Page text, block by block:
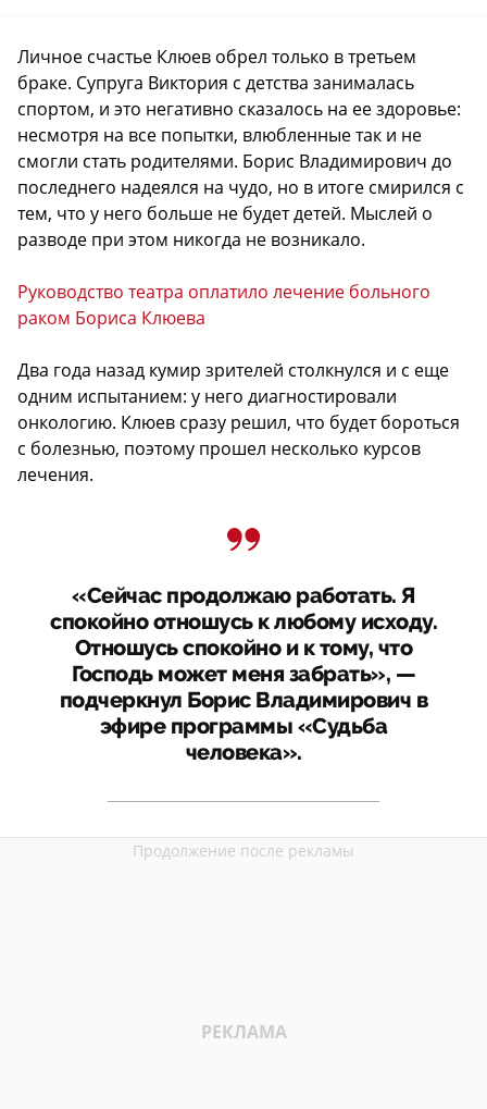
Личное счастье Клюев обрел только в третьем
браке. Супруга Виктория с детства занималась
спортом, и это негативно сказалось на ее здоровье:
несмотря на все попытки, влюбленные так и не
смогли стать родителями. Борис Владимирович до
последнего надеялся на чудо, но в итоге смирился с
тем, что у него больше не будет детей. Мыслей о
разводе при этом никогда не возникало.
Руководство театра оплатило лечение больного
раком Бориса Клюева
Два года назад кумир зрителей столкнулся и с еще
одним испытанием: у него диагностировали
онкологию. Клюев сразу решил, что будет бороться
с болезнью, поэтому прошел несколько курсов
лечения.
«Сейчас продолжаю работать. Я
спокойно отношусь к любому исходу.
Отношусь спокойно и к тому, что
Господь может меня забрать», —
подчеркнул Борис Владимирович в
эфире программы «Судьба
человека».